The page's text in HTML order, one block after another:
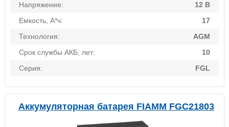
Напряжение:
12 В
Емкость, А*ч:
17
Технология:
AGM
Срок службы АКБ, лет:
10
Серия:
FGL
Аккумуляторная батарея FIAMM FGC21803